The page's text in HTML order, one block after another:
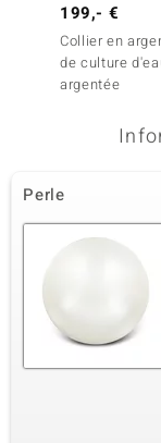
199,- €
Collier en
de culture
argentée
Perle